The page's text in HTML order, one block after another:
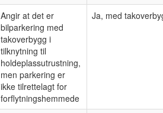
Angir at det er
bilparkering med
takoverbygg i
tilknytning til
holdeplassutrustning,
men parkering er
ikke tilrettelagt for
forflytningshemmede
Ja, med